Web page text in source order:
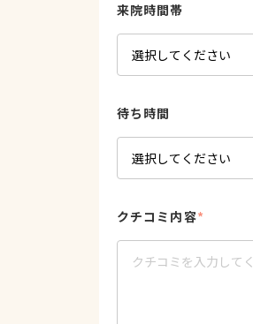
来院時間帯
待ち時間
クチコミ内容*